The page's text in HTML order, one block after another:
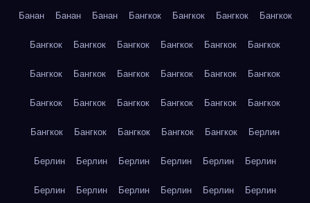
Банан Банан Банан Бангкок Бангкок Бангкок Бангкок
Бангкок Бангкок Бангкок Бангкок Бангкок Бангкок
Бангкок Бангкок Бангкок Бангкок Бангкок Бангкок
Бангкок Бангкок Бангкок Бангкок Бангкок Бангкок
Бангкок Бангкок Бангкок Бангкок Бангкок Берлин
Берлин Берлин Берлин Берлин Берлин Берлин
Берлин Берлин Берлин Берлин Берлин Берлин